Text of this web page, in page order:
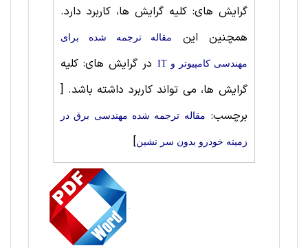
گرایش های: کلیه گرایش ها، کاربرد دارد.
همچنین این
مقاله ترجمه شده برای
مهندسی کامپیوتر و IT
در گرایش های: کلیه
گرایش ها، می تواند کاربرد داشته باشد. [
برچسب: مقاله ترجمه شده مهندسی برق در
زمینه خودرو بدون سر نشین]